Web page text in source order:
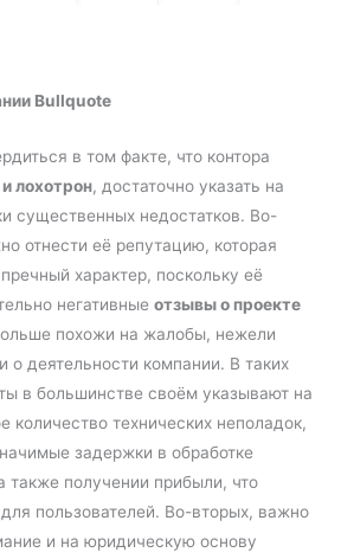
Bullquote
в том факте, что контора
лохотрон, достаточно указать на
существенных недостатков. Во-
отнести её репутацию, которая
характер, поскольку её
негативные отзывы о проекте
похожи на жалобы, нежели
о деятельности компании. В таких
в большинстве своём указывают на
количество технических неполадок,
задержки в обработке
также получении прибыли, что
пользователей. Во-вторых, важно
и на юридическую основу